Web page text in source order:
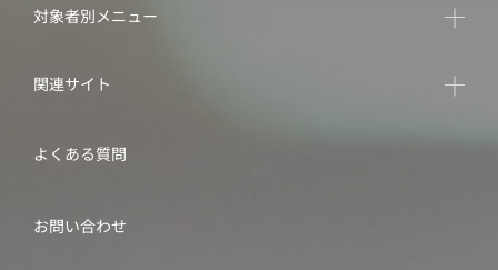
対象者別メニュー
関連サイト
よくある質問
お問い合わせ